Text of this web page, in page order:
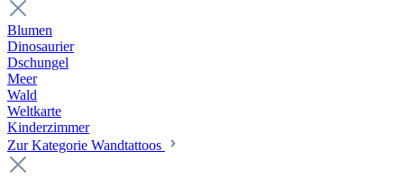
Blumen
Dinosaurier
Dschungel
Meer
Wald
Weltkarte
Kinderzimmer
Zur Kategorie Wandtattoos